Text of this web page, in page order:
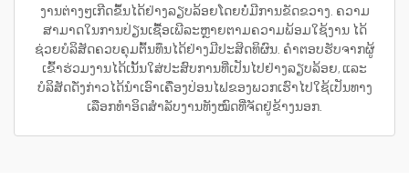
ງານຕ່າງໆເກີດຂຶ້ນໄດ້ຢ່າງລຽບລ້ອຍໂດຍບໍ່ມີການຂັດຂວາງ. ຄວາມ
ສາມາດໃນການປ່ຽນເຊື້ອເພີລະຫຼາຍຕາມຄວາມພ້ອມໃຊ້ງານ ໄດ້
ຊ່ວຍບໍລິສັດຄວບຄຸມຕົ້ນທຶນໄດ້ຢ່າງມີປະສິດທິຜົນ. ຄຳຕອບຮັບຈາກຜູ້
ເຂົ້າຮ່ວມງານໄດ້ເນັ້ນໃສ່ປະສົບການທີ່ເປັນໄປຢ່າງລຽບລ້ອຍ, ແລະ
ບໍລິສັດດັ່ງກ່າວໄດ້ນຳເອົາເຄື່ອງປ່ອນໄຟຂອງພວກເຮົາໄປໃຊ້ເປັນທາງ
ເລືອກທຳອິດສຳລັບງານທັງໝົດທີ່ຈັດຢູ່ຂ້າງນອກ.